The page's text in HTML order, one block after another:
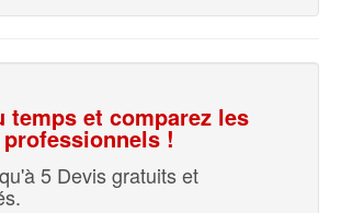
temps et comparez les
!
5 Devis gratuits et